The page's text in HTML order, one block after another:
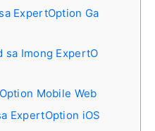
ExpertOption Ga
sa Imong ExpertO
Mobile Web
ExpertOption iOS